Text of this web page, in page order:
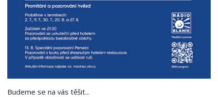
Budeme se na vás těšit...